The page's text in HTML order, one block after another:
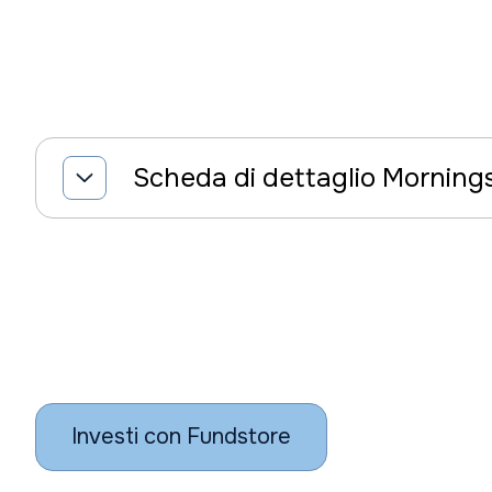
Scheda di dettaglio
Investi con Fundstore